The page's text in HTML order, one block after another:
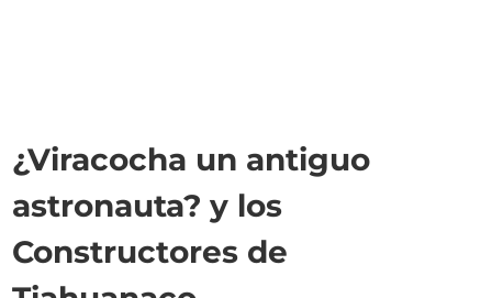
¿Viracocha un antiguo
astronauta? y los
Constructores de